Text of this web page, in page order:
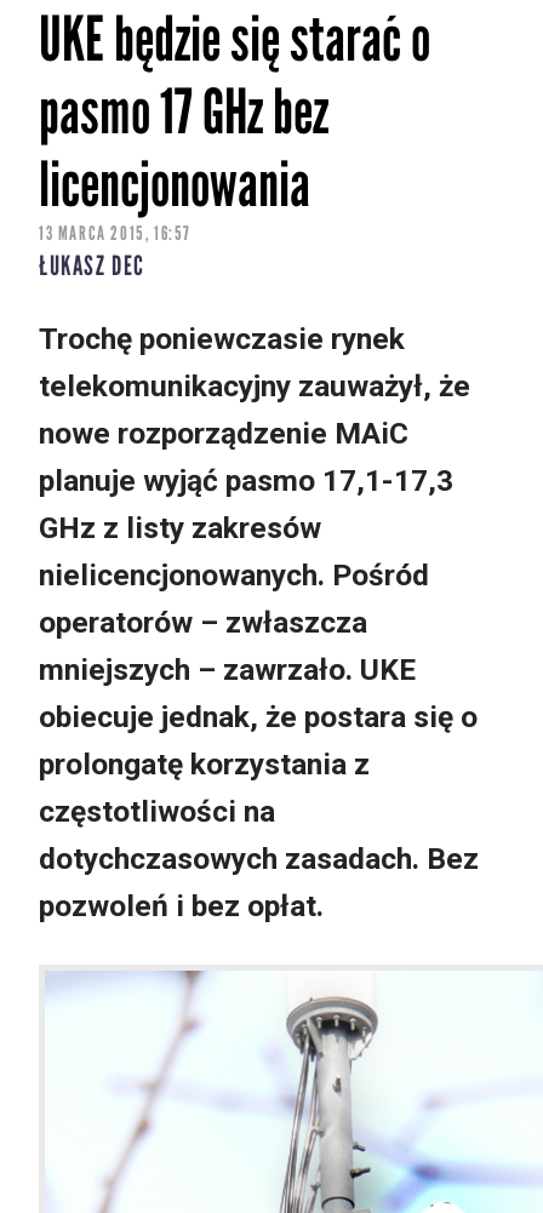
UKE będzie się starać o
pasmo 17 GHz bez
licencjonowania
13 MARCA 2015, 16:57
ŁUKASZ DEC
Trochę poniewczasie rynek
telekomunikacyjny zauważył, że
nowe rozporządzenie MAiC
planuje wyjąć pasmo 17,1-17,3
GHz z listy zakresów
nielicencjonowanych. Pośród
operatorów – zwłaszcza
mniejszych – zawrzało. UKE
obiecuje jednak, że postara się o
prolongatę korzystania z
częstotliwości na
dotychczasowych zasadach. Bez
pozwoleń i bez opłat.